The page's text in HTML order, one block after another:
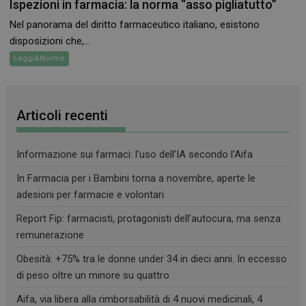
Ispezioni in farmacia: la norma “asso pigliatutto”
Nel panorama del diritto farmaceutico italiano, esistono
disposizioni che,...
Leggi&Norme
Articoli recenti
Informazione sui farmaci: l’uso dell’IA secondo l’Aifa
In Farmacia per i Bambini torna a novembre, aperte le
adesioni per farmacie e volontari
Report Fip: farmacisti, protagonisti dell’autocura, ma senza
remunerazione
Obesità: +75% tra le donne under 34 in dieci anni. In eccesso
di peso oltre un minore su quattro
Aifa, via libera alla rimborsabilità di 4 nuovi medicinali, 4
.farmamese.it